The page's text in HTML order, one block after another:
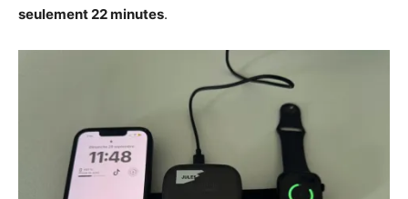
seulement 22 minutes.